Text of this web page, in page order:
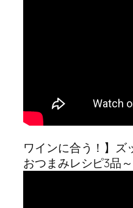
ワインに合う！】ズ
おつまみレシピ3品